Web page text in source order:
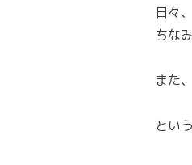
日々
ちな
また
とい